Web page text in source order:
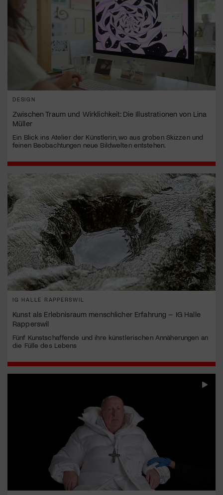
DESIGN
Zwischen Traum und Wirklichkeit: Die Illustrationen von Lina
Müller
Ein Blick ins Atelier der Künstlerin, wo aus groben Skizzen und
feinen Beobachtungen neue Bildwelten entstehen.
IG HALLE RAPPERSWIL
Kunst als Erlebnisraum menschlicher Erfahrung – IG Halle
Rapperswil
Fünf Kunstschaffende und ihre künstlerischen Annäherungen an
die Fülle des Lebens